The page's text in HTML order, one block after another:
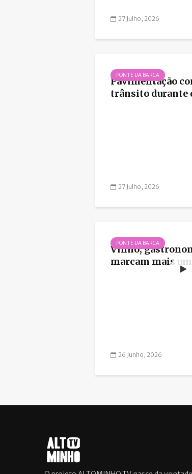
27 Julho, 2026
PONTE DA BARCA
Pavimentação
trânsito durante
27 Julho, 2026
PONTE DA BARCA
Vinho,
marcam mais
26 Junho, 2026